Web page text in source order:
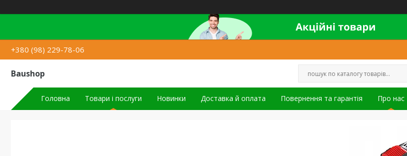
+380 (98) 229-78-06
Baushop
Головна Товари і послуги Новинки Доставка й оплата Повернення та гарантія Про нас